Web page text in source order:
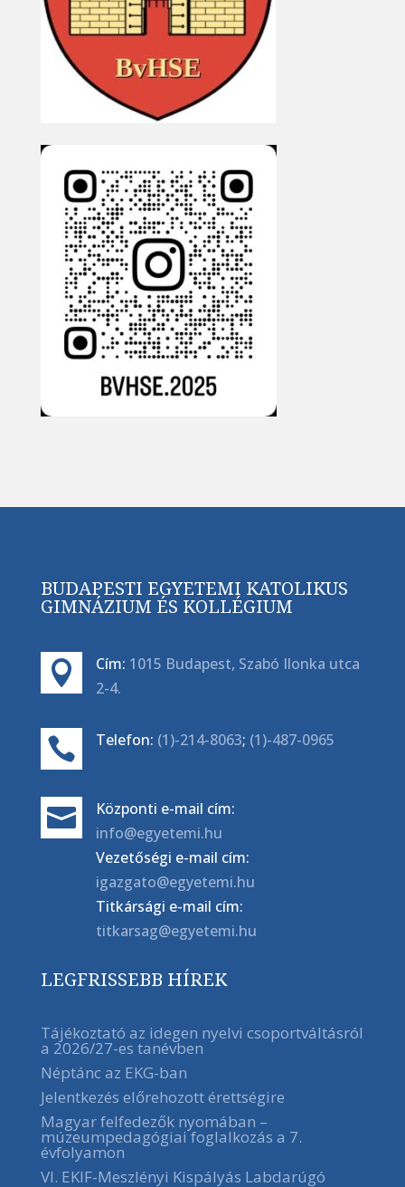
BUDAPESTI EGYETEMI KATOLIKUS
GIMNÁZIUM ÉS KOLLÉGIUM
 Cím: 1015 Budapest, Szabó Ilonka utca
2-4.
 Telefon: (1)-214-8063; (1)-487-0965

Központi e-mail cím:
info@egyetemi.hu
Vezetőségi e-mail cím:
igazgato@egyetemi.hu
Titkársági e-mail cím:
titkarsag@egyetemi.hu
LEGFRISSEBB HÍREK
Tájékoztató az idegen nyelvi csoportváltásról
a 2026/27-es tanévben
Néptánc az EKG-ban
Jelentkezés előrehozott érettségire
Magyar felfedezők nyomában –
múzeumpedagógiai foglalkozás a 7.
évfolyamon
VI. EKIF-Meszlényi Kispályás Labdarúgó